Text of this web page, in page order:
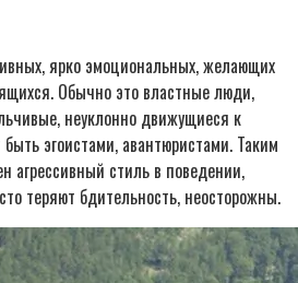
ярко эмоциональных, желающих
Обычно это властные люди,
неуклонно движущиеся к
эгоистами, авантюристами. Таким
агрессивный стиль в поведении,
теряют бдительность, неосторожны.